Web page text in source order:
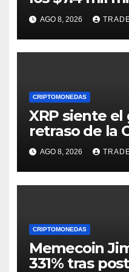
medio de la
AGO 8, 2026
CRIPTOMONEDAS
XRP siente
retraso de la
¿Podrá
encima de $1?
AGO 8, 2026
CRIPTOMONEDAS
Memecoin
331% tras